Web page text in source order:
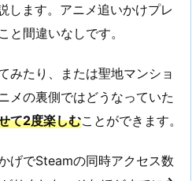
します。アニメ追いかけプレ
と間違いなしです。
みたり、または聖地マンショ
メの裏側ではどうなっていた
て2度楽しむことができます。
げでSteamの同時アクセス数